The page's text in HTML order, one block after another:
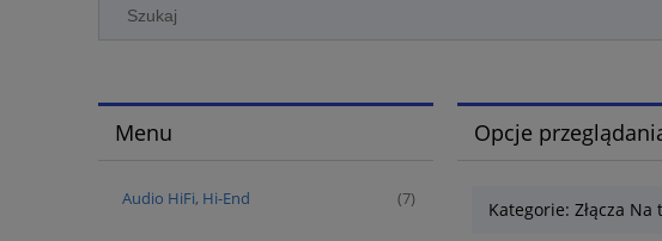
Menu
Audio HiFi, Hi-End (7)
Opcje
Kategorie: Złącza Na